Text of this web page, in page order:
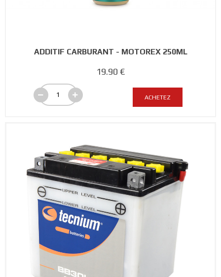
ADDITIF CARBURANT - MOTOREX 250ML
19.90 €
ACHETEZ